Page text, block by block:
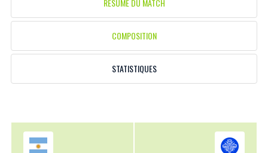
RÉSUMÉ DU MATCH
COMPOSITION
STATISTIQUES